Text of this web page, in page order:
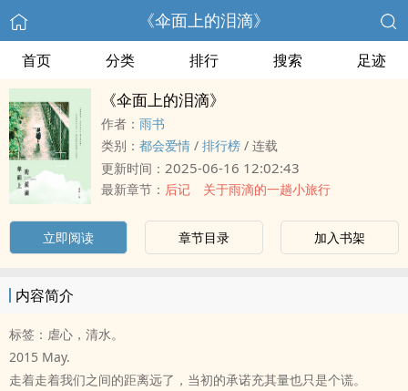
《伞面上的泪滴》
首页 分类 排行 搜索 足迹
《伞面上的泪滴》
作者： 雨书
类别： 都会爱情 / 排行榜 / 连载
更新时间： 2025-06-16 12:02:43
最新章节： 后记 关于雨滴的一趟小旅行
立即阅读 章节目录 加入书架
内容简介
标签：虐心，清水。
2015 May.
走着走着我们之间的距离远了，当初的承诺充其量也只是个谎。